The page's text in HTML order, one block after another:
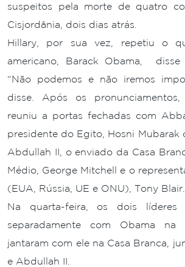
suspeitos pela morte de quatro
Cisjordânia, dois dias atrás.
Hillary, por sua vez, repetiu o
americano, Barack Obama, disse
“Não podemos e não iremos
disse. Após os
reuniu a portas fechadas com
presidente do Egito, Hosni Mubarak
Abdullah II, o enviado da Casa
Médio, George Mitchell e o
(EUA, Rússia, UE e ONU), Tony Blair.
Na quarta-feira, os dois líderes
separadamente com Obama na
jantaram com ele na Casa Branca,
e Abdullah II.